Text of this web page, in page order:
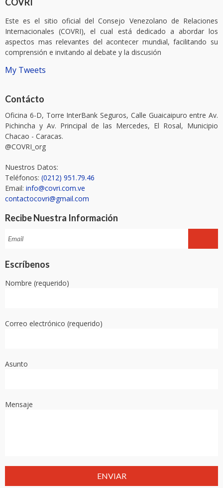
Este es el sitio oficial del Consejo Venezolano de Relaciones
Internacionales (COVRI), el cual está dedicado a abordar los
aspectos mas relevantes del acontecer mundial, facilitando su
comprensión e invitando al debate y la discusión
My Tweets
Contácto
Oficina 6-D, Torre InterBank Seguros, Calle Guaicaipuro entre Av.
Pichincha y Av. Principal de las Mercedes, El Rosal, Municipio
Chacao - Caracas.
@COVRI_org
Nuestros Datos:
Teléfonos: (0212) 951.79.46
Email: info@covri.com.ve
contactocovri@gmail.com
Recibe Nuestra Información
Escríbenos
Nombre (requerido)
Correo electrónico (requerido)
Asunto
Mensaje